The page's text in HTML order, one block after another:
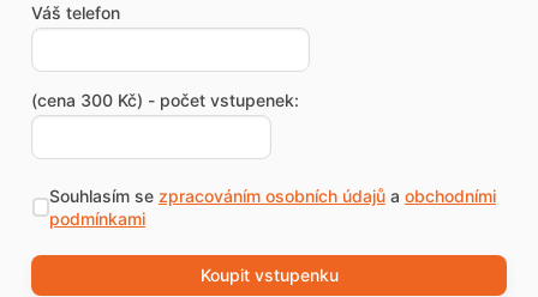
Váš telefon
(cena 300 Kč) - počet vstupenek:
Souhlasím se zpracováním osobních údajůa obchodními
podmínkami
Koupit vstupenku